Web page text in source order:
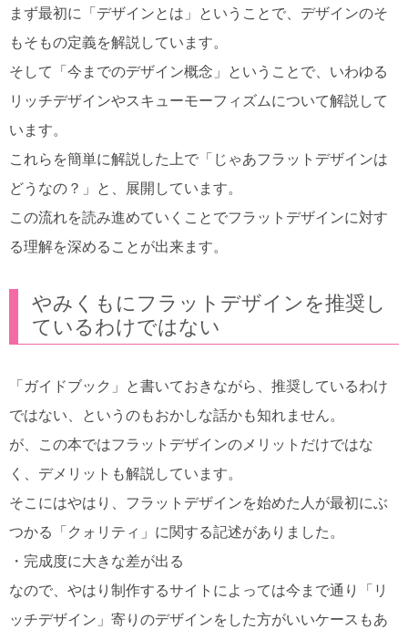
まず最初に「デザインとは」ということで、デザインのそ
もそもの定義を解説しています。
そして「今までのデザイン概念」ということで、いわゆる
リッチデザインやスキューモーフィズムについて解説して
います。
これらを簡単に解説した上で「じゃあフラットデザインは
どうなの？」と、展開しています。
この流れを読み進めていくことでフラットデザインに対す
る理解を深めることが出来ます。
やみくもにフラットデザインを推奨し
ているわけではない
「ガイドブック」と書いておきながら、推奨しているわけ
ではない、というのもおかしな話かも知れません。
が、この本ではフラットデザインのメリットだけではな
く、デメリットも解説しています。
そこにはやはり、フラットデザインを始めた人が最初にぶ
つかる「クォリティ」に関する記述がありました。
・完成度に大きな差が出る
なので、やはり制作するサイトによっては今まで通り「リ
ッチデザイン」寄りのデザインをした方がいいケースもあ